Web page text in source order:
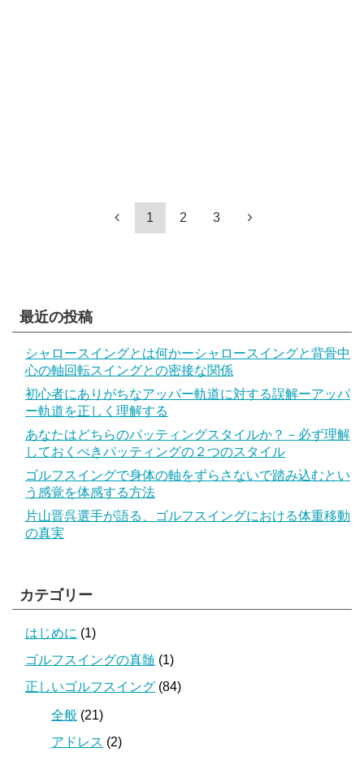
1 2 3
最近の投稿
シャロースイングとは何かーシャロースイングと背骨中
心の軸回転スイングとの密接な関係
初心者にありがちなアッパー軌道に対する誤解ーアッパ
ー軌道を正しく理解する
あなたはどちらのパッティングスタイルか？－必ず理解
しておくべきパッティングの２つのスタイル
ゴルフスイングで身体の軸をずらさないで踏み込むとい
う感覚を体感する方法
片山晋呉選手が語る、ゴルフスイングにおける体重移動
の真実
カテゴリー
はじめに (1)
ゴルフスイングの真髄 (1)
正しいゴルフスイング (84)
全般 (21)
アドレス (2)